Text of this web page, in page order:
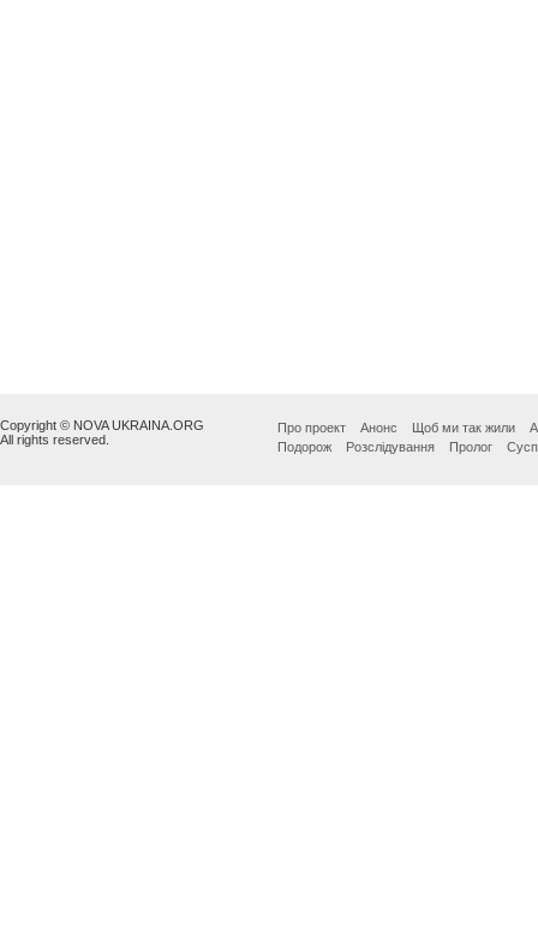
Copyright © NOVA UKRAINA.ORG
All rights reserved.
Про проект Анонс Щоб ми так жили
Подорож
Розслідування Пролог